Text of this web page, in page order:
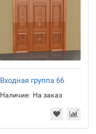
Входная группа 66
Наличие: На заказ